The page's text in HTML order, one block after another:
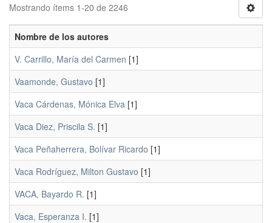
Mostrando ítems 1-20 de 2246
Nombre de los autores
V. Carrillo, María del Carmen [1]
Vaamonde, Gustavo [1]
Vaca Cárdenas, Mónica Elva [1]
Vaca Diez, Priscila S. [1]
Vaca Peñaherrera, Bolívar Ricardo [1]
Vaca Rodríguez, Milton Gustavo [1]
VACA, Bayardo R. [1]
Vaca, Esperanza I. [1]